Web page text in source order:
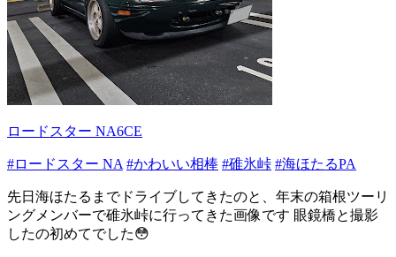
ロードスター NA6CE
#ロードスター NA #かわいい相棒 #碓氷峠 #海ほたるPA
先日海ほたるまでドライブしてきたのと、年末の箱根ツーリ
ングメンバーで碓氷峠に行ってきた画像です 眼鏡橋と撮影
したの初めてでした😳